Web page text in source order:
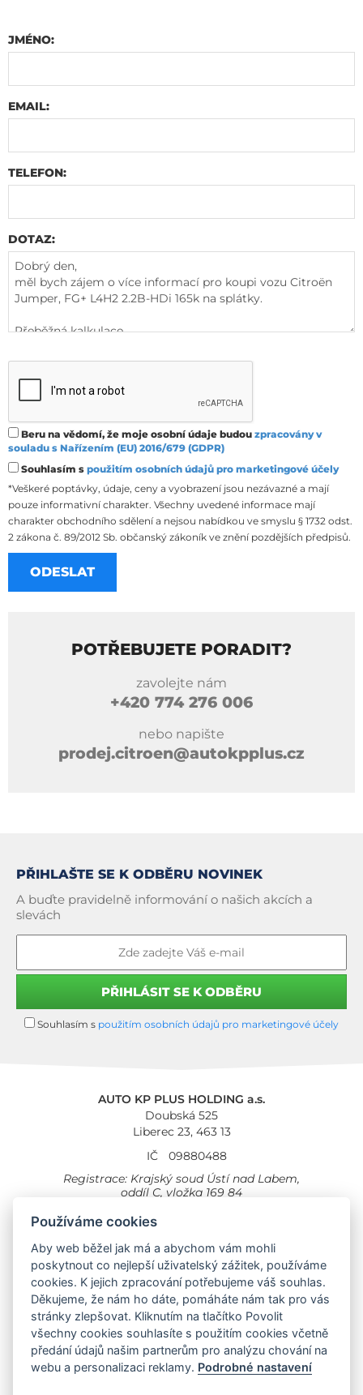
JMÉNO:
EMAIL:
TELEFON:
DOTAZ:
Beru na vědomí, že moje osobní údaje budou zpracovány v
souladu s Nařízením (EU) 2016/679 (GDPR)
Souhlasím s použitím osobních údajů pro marketingové účely
*Veškeré poptávky, údaje, ceny a vyobrazení jsou nezávazné a mají
pouze informativní charakter. Všechny uvedené informace mají
charakter obchodního sdělení a nejsou nabídkou ve smyslu § 1732 odst.
2 zákona č. 89/2012 Sb. občanský zákoník ve znění pozdějších předpisů.
POTŘEBUJETE PORADIT?
zavolejte nám
+420 774 276 006
nebo napište
prodej.citroen@autokpplus.cz
PŘIHLAŠTE SE K ODBĚRU NOVINEK
A buďte pravidelně informování o našich akcích a
slevách
Souhlasím s použitím osobních údajů pro marketingové účely
AUTO KP PLUS HOLDING a.s.
Doubská 525
Liberec 23, 463 13
IČ
09880488
Registrace: Krajský soud Ústí nad Labem,
oddíl C, vložka 169 84
Cookies Všeobecné obchodní podmínky
Provozovna Toyota
Londýnská 558
Liberec, 460 01
Provozovna Toyota Professional
Doubská 660,
Liberec 463 12
Auto KP Plus:
Používáme cookies
Aby web běžel jak má a abychom vám mohli
poskytnout co nejlepší uživatelský zážitek, používáme
cookies. K jejich zpracování potřebujeme váš souhlas.
Děkujeme, že nám ho dáte, pomáháte nám tak pro vás
stránky zlepšovat. Kliknutím na tlačítko Povolit
všechny cookies souhlasíte s použitím cookies včetně
předání údajů našim partnerům pro analýzu chování na
webu a personalizaci reklamy. Podrobné nastavení